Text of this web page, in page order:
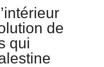
de
qui